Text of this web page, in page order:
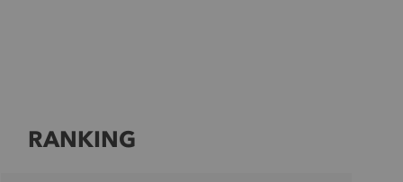
RANKING